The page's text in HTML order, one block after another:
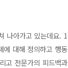
나아가고 있는데요. 1
에 대해 정의하고 행동
고 전문가의 피드백과